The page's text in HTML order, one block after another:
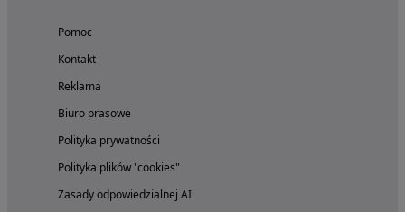
Pomoc
Kontakt
Reklama
Biuro prasowe
Polityka prywatności
Polityka plików "cookies"
Zasady odpowiedzialnej AI